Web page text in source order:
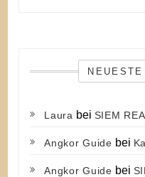
Laura bei SIEM
Angkor Guide bei
Angkor Guide bei